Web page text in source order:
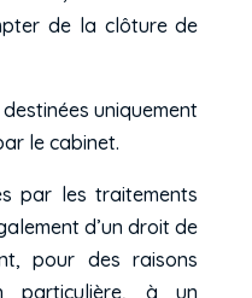
de la clôture de
uniquement
le cabinet.
par les traitements
d’un droit de
pour des raisons
particulière, à un